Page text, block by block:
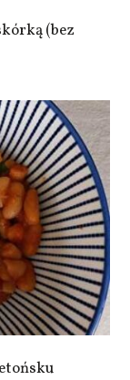
(bez